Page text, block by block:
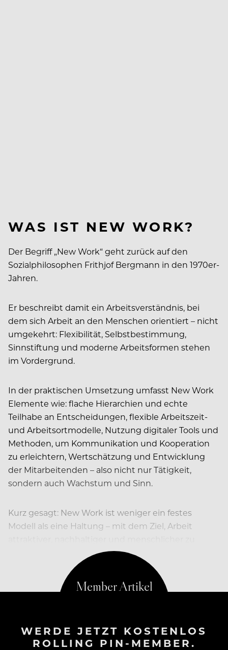
WAS IST NEW WORK?
Der Begriff „New Work“ geht zurück auf den
Sozialphilosophen Frithjof Bergmann in den 1970er-
Jahren.
Er beschreibt damit ein Arbeitsverständnis, bei
dem sich Arbeit an den Menschen orientiert – nicht
umgekehrt: Flexibilität, Selbstbestimmung,
Sinnstiftung und moderne Arbeitsformen stehen
im Vordergrund.
In der praktischen Umsetzung umfasst New Work
Elemente wie: flache Hierarchien und echte
Teilhabe an Entscheidungen, flexible Arbeitszeit-
und Arbeitsortmodelle, Nutzung digitaler Tools und
Methoden, um Kommunikation und Kooperation
zu erleichtern, Wertschätzung und Entwicklung
der Mitarbeitenden – also nicht nur Tätigkeit,
sondern auch Wachstum und Sinn.
Kurz gesagt: New Work ist weniger ein festes
Modell als eine Haltung – mit dem Ziel, Arbeit
WERDE JETZT KOSTENLOS
ROLLING PIN-MEMBER.